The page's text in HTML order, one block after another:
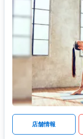
店舗情報